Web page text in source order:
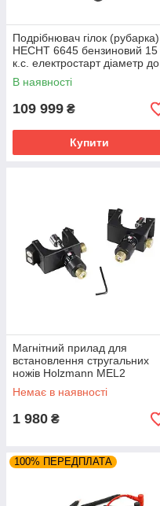
Подрібнювач гілок (рубарка)
HECHT 6645 бензиновий 15
к.с. електростарт діаметр до
12 см ніж 6 шт
В наявності
109 999 ₴
Купити
Магнітний прилад для
встановлення стругальних
ножів Holzmann MEL2
Немає в наявності
1 980 ₴
100% ПЕРЕДПЛАТА